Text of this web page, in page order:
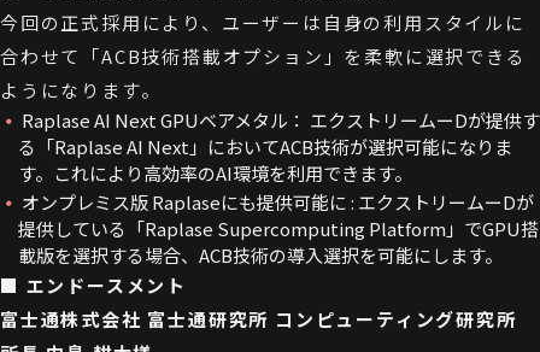
今回の正式採用により、ユーザーは自身の利用スタイルに
合わせて「ACB技術搭載オプション」を柔軟に選択できる
ようになります。
Raplase AI Next GPUベアメタル： エクストリームーDが提供す
る「Raplase AI Next」においてACB技術が選択可能になりま
す。これにより高効率のAI環境を利用できます。
オンプレミス版 Raplaseにも提供可能に : エクストリームーDが
提供している「Raplase Supercomputing Platform」でGPU搭
載版を選択する場合、ACB技術の導入選択を可能にします。
■ エンドースメント
富士通株式会社 富士通研究所 コンピューティング研究所